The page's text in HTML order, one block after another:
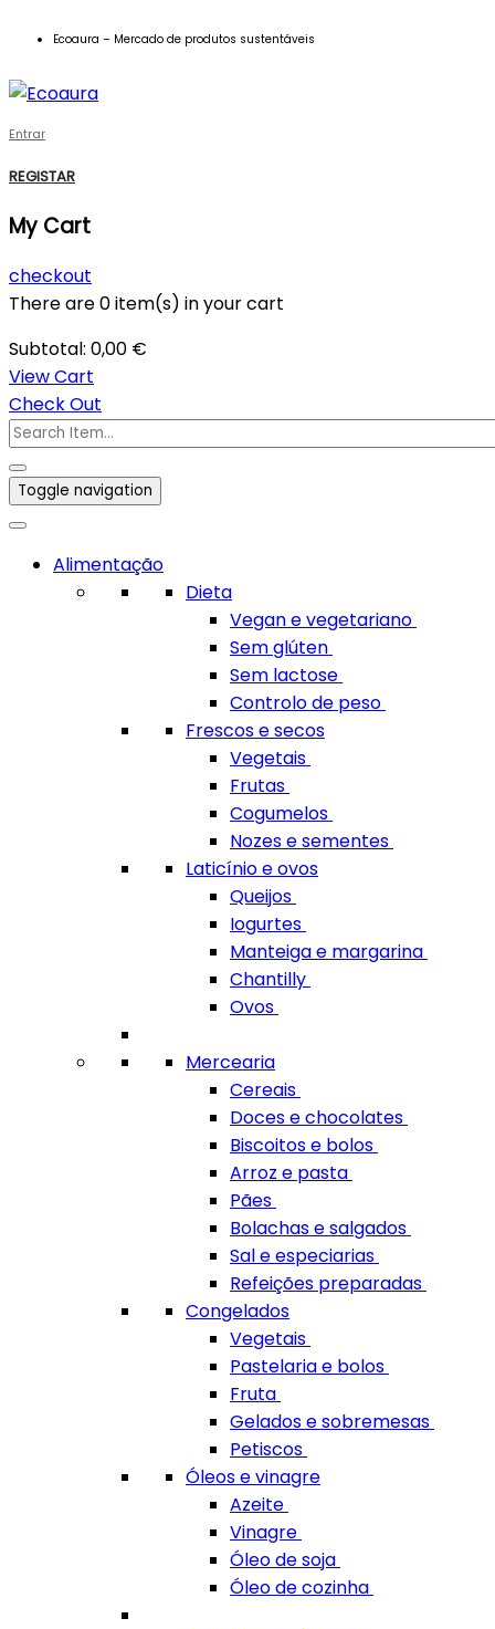
Ecoaura – Mercado de produtos sustentáveis
Entrar
REGISTAR
My Cart
checkout
There are0 item(s) in your cart
Subtotal: 0,00 €
View Cart
Check Out
Toggle navigation
Alimentação
Dieta
Vegan e vegetariano
Sem glúten
Sem lactose
Controlo de peso
Frescos e secos
Vegetais
Frutas
Cogumelos
Nozes e sementes
Laticínio e ovos
Queijos
Iogurtes
Manteiga e margarina
Chantilly
Ovos
Mercearia
Cereais
Doces e chocolates
Biscoitos e bolos
Arroz e pasta
Pães
Bolachas e salgados
Sal e especiarias
Refeições preparadas
Congelados
Vegetais
Pastelaria e bolos
Fruta
Gelados e sobremesas
Petiscos
Óleos e vinagre
Azeite
Vinagre
Óleo de soja
Óleo de cozinha